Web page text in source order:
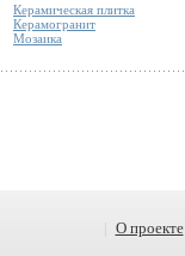
Керамическая плитка
Керамогранит
Мозаика
О проекте